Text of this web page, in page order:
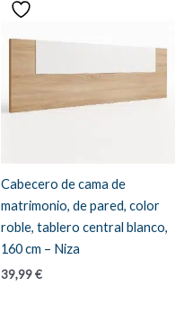
Cabecero de cama de
matrimonio, de pared, color
roble, tablero central blanco,
160 cm – Niza
39,99€